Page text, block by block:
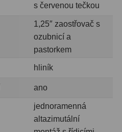
s červenou tečkou
1,25″ zaostřovač s
ozubnicí a
pastorkem
hliník
ano
jednoramenná
altazimutální